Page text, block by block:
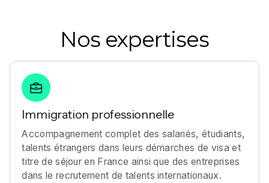
Nos expertises
Immigration professionnelle
Accompagnement complet des salariés, étudiants,
talents étrangers dans leurs démarches de visa et
titre de séjour en France ainsi que des entreprises
dans le recrutement de talents internationaux.